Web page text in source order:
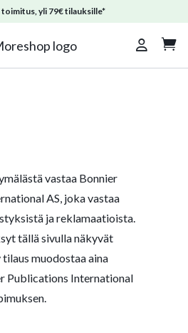
toimitus, yli 79€ tilauksille*

vastaa Bonnier
AS, joka vastaa
ja reklamaatioista.
tällä sivulla näkyvät
muodostaa aina
Publications International